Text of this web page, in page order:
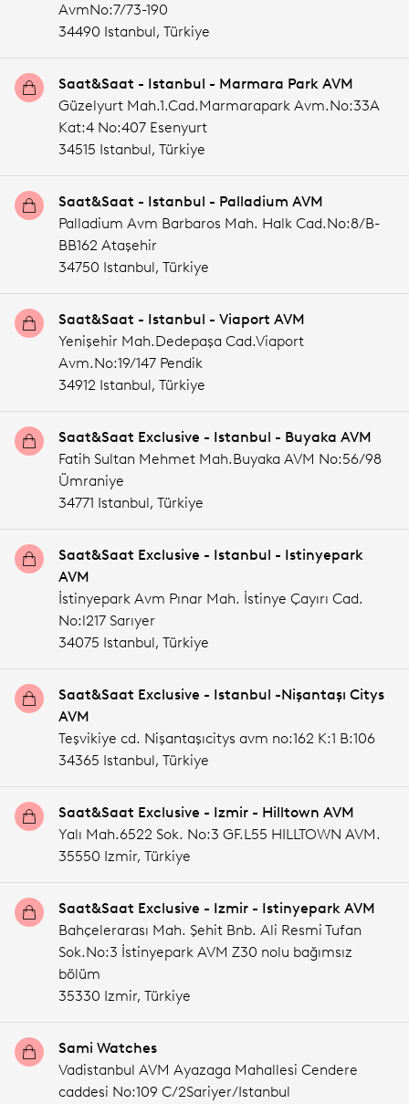
AvmNo:7/73-190
34490 Istanbul, Türkiye
Saat&Saat - Istanbul - Marmara Park AVM
Güzelyurt Mah.1.Cad.Marmarapark Avm.No:33A
Kat:4 No:407 Esenyurt
34515 Istanbul, Türkiye
Saat&Saat - Istanbul - Palladium AVM
Palladium Avm Barbaros Mah. Halk Cad.No:8/B-
BB162 Ataşehir
34750 Istanbul, Türkiye
Saat&Saat - Istanbul - Viaport AVM
Yenişehir Mah.Dedepaşa Cad.Viaport
Avm.No:19/147 Pendik
34912 Istanbul, Türkiye
Saat&Saat Exclusive - Istanbul - Buyaka AVM
Fatih Sultan Mehmet Mah.Buyaka AVM No:56/98
Ümraniye
34771 Istanbul, Türkiye
Saat&Saat Exclusive - Istanbul - Istinyepark
AVM
İstinyepark Avm Pınar Mah. İstinye Çayırı Cad.
No:l217 Sarıyer
34075 Istanbul, Türkiye
Saat&Saat Exclusive - Istanbul -Nişantaşı Citys
AVM
Teşvikiye cd. Nişantaşıcitys avm no:162 K:1 B:106
34365 Istanbul, Türkiye
Saat&Saat Exclusive - Izmir - Hilltown AVM
Yalı Mah.6522 Sok. No:3 GF.L55 HILLTOWN AVM.
35550 Izmir, Türkiye
Saat&Saat Exclusive - Izmir - Istinyepark AVM
Bahçelerarası Mah. Şehit Bnb. Ali Resmi Tufan
Sok.No:3 İstinyepark AVM Z30 nolu bağımsız
bölüm
35330 Izmir, Türkiye
Sami Watches
Vadistanbul AVM Ayazaga Mahallesi Cendere
caddesi No:109 C/2Sariyer/Istanbul